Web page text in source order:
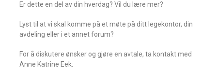
Er dette en del av din hverdag? Vil du lære mer?
Lyst til at vi skal komme på et møte på ditt legekontor, din
avdeling eller i et annet forum?
For å diskutere ønsker og gjøre en avtale, ta kontakt med
Anne Katrine Eek: